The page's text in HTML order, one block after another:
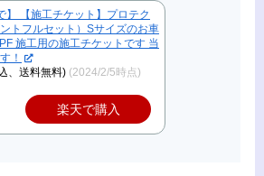
】 【施工チケット】プロテク
トフルセット）Sサイズのお車
施工用の施工チケットです 当
！
、送料無料) (2024/2/5時点)
楽天で購入